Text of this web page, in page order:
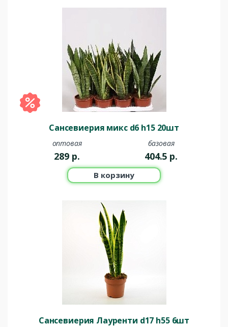
Сансевиерия микс d6 h15 20шт
оптовая
289 р.
базовая
404.5 р.
В корзину
Сансевиерия Лауренти d17 h55 6шт